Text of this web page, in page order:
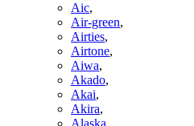
Aic,
Air-green,
Airties,
Airtone,
Aiwa,
Akado,
Akai,
Akira,
Alaska,